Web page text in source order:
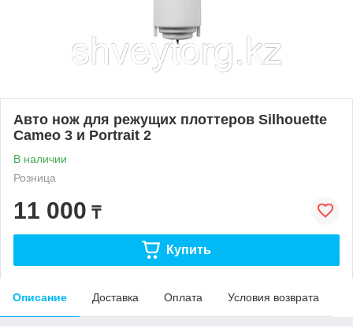
Авто нож для режущих плоттеров Silhouette
Cameo 3 и Portrait 2
В наличии
Розница
11 000 ₸
Купить
Описание Доставка Оплата Условия возврата